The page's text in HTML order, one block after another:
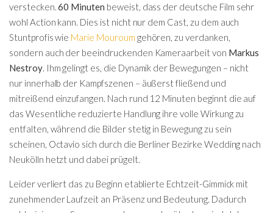
verstecken.60 Minuten beweist, dass der deutsche Film sehr
wohl Action kann. Dies ist nicht nur dem Cast, zu dem auch
Stuntprofis wie Marie Mouroum gehören, zu verdanken,
sondern auch der beeindruckenden Kameraarbeit von Markus
Nestroy. Ihm gelingt es, die Dynamik der Bewegungen – nicht
nur innerhalb der Kampfszenen – äußerst fließend und
mitreißend einzufangen. Nach rund 12 Minuten beginnt die auf
das Wesentliche reduzierte Handlung ihre volle Wirkung zu
entfalten, während die Bilder stetig in Bewegung zu sein
scheinen, Octavio sich durch die Berliner Bezirke Wedding nach
Neukölln hetzt und dabei prügelt.
Leider verliert das zu Beginn etablierte Echtzeit-Gimmick mit
zunehmender Laufzeit an Präsenz und Bedeutung. Dadurch